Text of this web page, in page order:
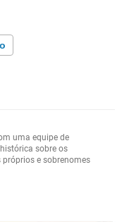
uma equipe de
sobre os
e sobrenomes